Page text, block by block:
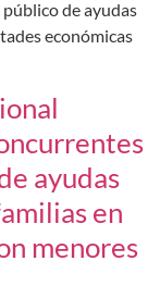
de ayudas
económicas
ayudas
en
menores